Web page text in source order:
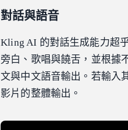
對話與語音
Kling AI 的對話生成能力超
旁白、歌唱與饒舌，並根據
文與中文語音輸出。若輸入
影片的整體輸出。